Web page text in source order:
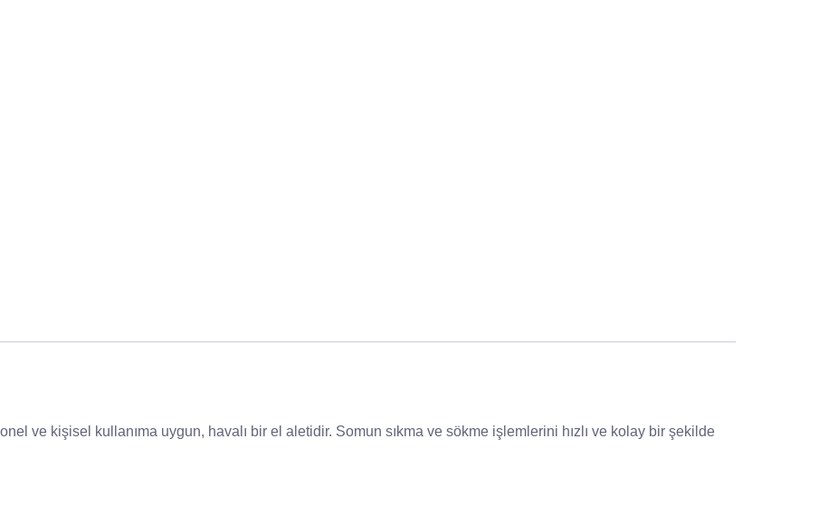
ve kişisel kullanıma uygun, havalı bir el aletidir. Somun sıkma ve sökme işlemlerini hızlı ve kolay bir şekilde